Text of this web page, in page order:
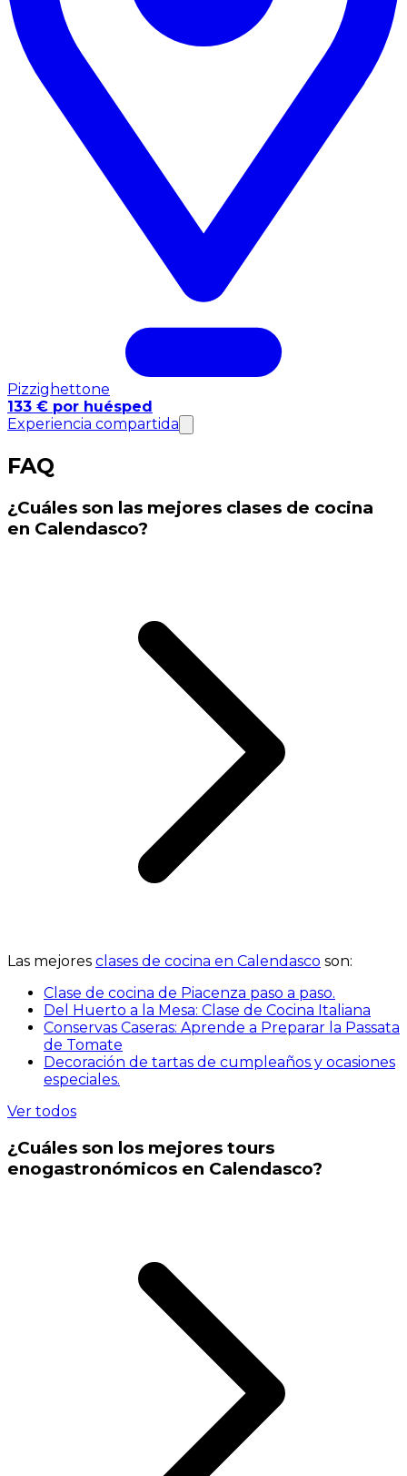
Pizzighettone
133 € por huésped
Experiencia compartida
FAQ
¿Cuáles son las mejores clases de cocina
en Calendasco?
Las mejores clases de cocina en Calendasco son:
Clase de cocina de Piacenza paso a paso.
Del Huerto a la Mesa: Clase de Cocina Italiana
Conservas Caseras: Aprende a Preparar la Passata
de Tomate
Decoración de tartas de cumpleaños y ocasiones
especiales.
Ver todos
¿Cuáles son los mejores tours
enogastronómicos en Calendasco?